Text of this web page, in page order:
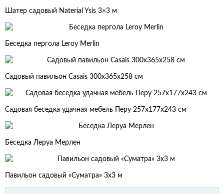
Шатер садовый Naterial Ysis 3×3 м
Беседка пергола Leroy Merlin
Садовый павильон Casais 300х365х258 см
Садовая беседка удачная мебель Перу 257х177х243 см
Беседка Леруа Мерлен
Павильон садовый «Суматра» 3х3 м